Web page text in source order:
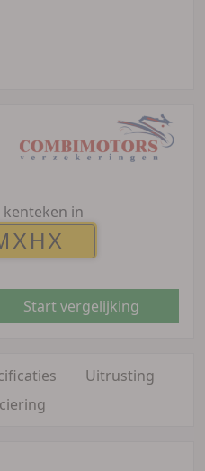
in
Start vergelijking
Uitrusting